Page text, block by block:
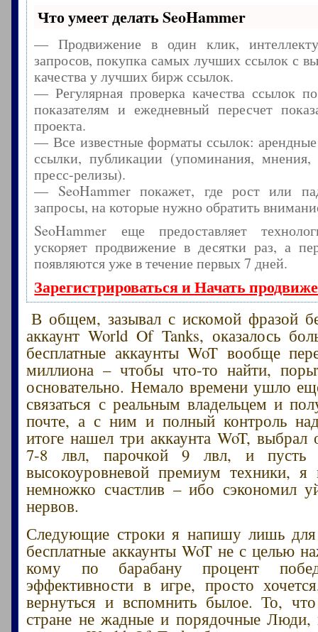
Что умеет делать SeoHammer
— Продвижение в один клик,
запросов, покупка самых лучших ссылок с
качества у лучших бирж ссылок.
— Регулярная проверка качества ссылок
показателям и ежедневный пересчет
проекта.
— Все известные форматы ссылок:
ссылки, публикации (упоминания, мнения,
пресс-релизы).
— SeoHammer покажет, где рост или
запросы, на которые нужно обратить
SeoHammer еще предоставляет
ускоряет продвижение в десятки раз, а
появляются уже в течение первых 7 дней.
Зарегистрироваться и Начать
В общем, зазывал с искомой фразой
аккаунт World Of Tanks, оказалось
бесплатные аккаунты WoT вообще
миллиона – чтобы что-то найти,
основательно. Немало времени ушло
связаться с реальным владельцем и
почте, а с ним и полный контроль
итоге нашел три аккаунта WoT, выбрал
7-8 лвл, парочкой 9 лвл, и
высокоуровневой премиум техники,
немножко счастлив – ибо сэкономил
нервов.
Следующие строки я напишу лишь
бесплатные аккаунты WoT не с целью
кому по барабану процент
эффективности в игре, просто
вернуться и вспомнить былое. То,
стране не жадные и порядочные Люди,